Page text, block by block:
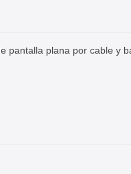
pantalla plana por cable y